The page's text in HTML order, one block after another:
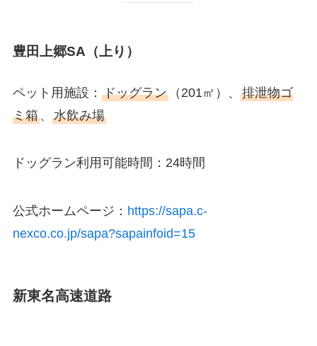
豊田上郷SA（上り）
ペット用施設： ドッグラン（201㎡）、 排泄物ゴ
ミ箱、 水飲み場
ドッグラン利用可能時間：24時間
公式ホームページ： https://sapa.c-
nexco.co.jp/sapa?sapainfoid=15
新東名高速道路